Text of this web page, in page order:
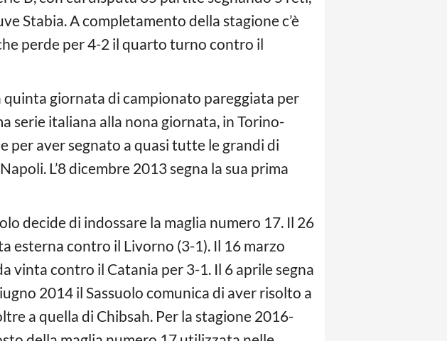
Stabia. A completamento della stagione c’è
perde per 4-2 il quarto turno contro il
quinta giornata di campionato pareggiata per
serie italiana alla nona giornata, in Torino-
per aver segnato a quasi tutte le grandi di
L’8 dicembre 2013 segna la sua prima
decide di indossare la maglia numero 17. Il 26
esterna contro il Livorno (3-1). Il 16 marzo
vinta contro il Catania per 3-1. Il 6 aprile segna
2014 il Sassuolo comunica di aver risolto a
a quella di Chibsah. Per la stagione 2016-